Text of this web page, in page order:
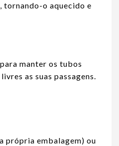
tornando-o aquecido e
manter os tubos
as suas passagens.
própria embalagem) ou